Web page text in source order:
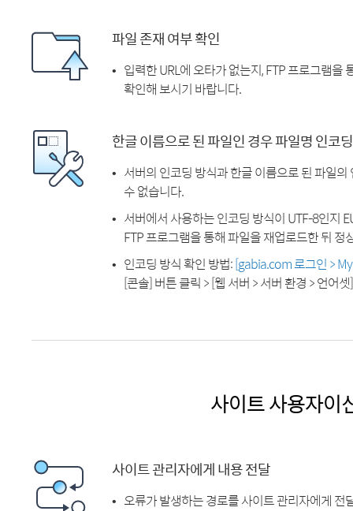
파일 존재 여부 확인
입력한 URL에 오타가 없는지, FTP 프로그램
확인해 보시기 바랍니다.
한글 이름으로 된 파일인 경우 파일명 인코
서버의 인코딩 방식과 한글 이름으로 된 파일
수 없습니다.
서버에서 사용하는 인코딩 방식이 UTF-8인지
FTP 프로그램을 통해 파일을 재업로드한 뒤
인코딩 방식 확인 방법:[gabia.com 로그인 >
[콘솔] 버튼 클릭 > [웹 서버 > 서버 환경 > 언어
사이트 사용자이
사이트 관리자에게 내용 전달
오류가 발생하는 경로를 사이트 관리자에게 전